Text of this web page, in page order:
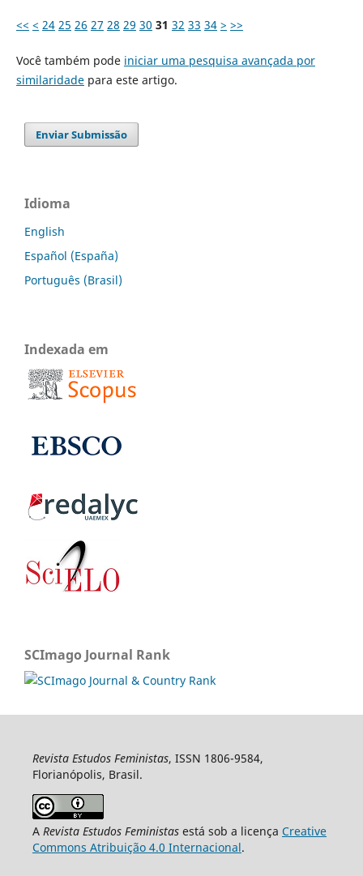
<< < 24 25 26 27 28 29 30 31 32 33 34 > >>
Você também pode iniciar uma pesquisa avançada por
similaridadepara este artigo.
Enviar Submissão
Idioma
English
Español (España)
Português (Brasil)
Indexada em
SCImago Journal Rank
Revista Estudos Feministas, ISSN 1806-9584,
Florianópolis, Brasil.
A Revista Estudos Feministasestá sob a licença Creative
Commons Atribuição 4.0 Internacional.